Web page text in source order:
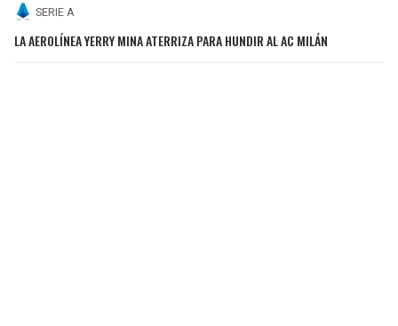
SERIE A
LA AEROLÍNEA YERRY MINA ATERRIZA PARA HUNDIR AL AC MILÁN